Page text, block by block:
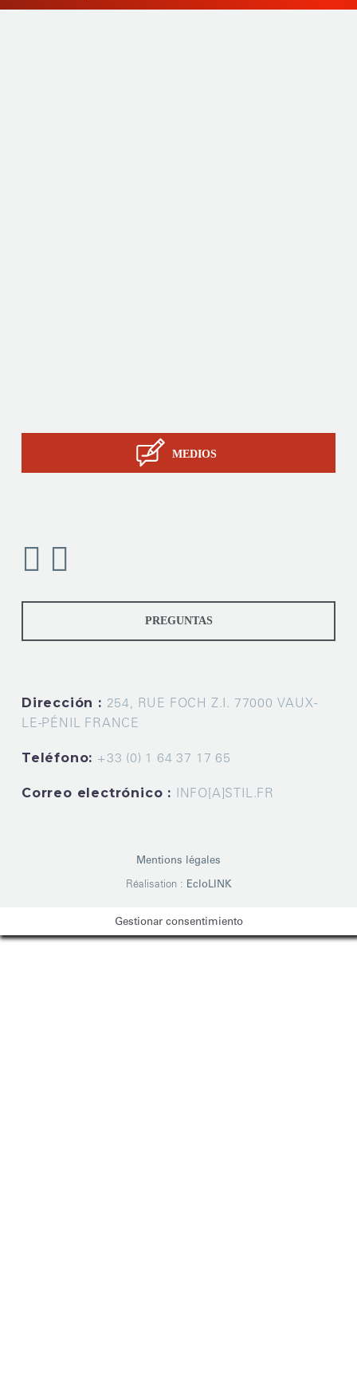
MEDIOS
PREGUNTAS
Dirección : 254, RUE FOCH Z.I. 77000 VAUX-
LE-PÉNIL FRANCE
Teléfono: +33 (0) 1 64 37 17 65
Correo electrónico : INFO[A]STIL.FR
Mentions légales
Réalisation : EcloLINK
Gestionar consentimiento